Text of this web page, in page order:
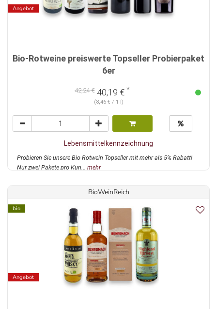
Angebot
Bio-Rotweine preiswerte Topseller Probierpaket
6er
42,24 € 40,19 € *
(8,46 € / 1 l)
Lebensmittelkennzeichnung
Probieren Sie unsere Bio Rotwein Topseller mit mehr als 5% Rabatt!
Nur zwei Pakete pro Kun... mehr
BioWeinReich
bio
Angebot